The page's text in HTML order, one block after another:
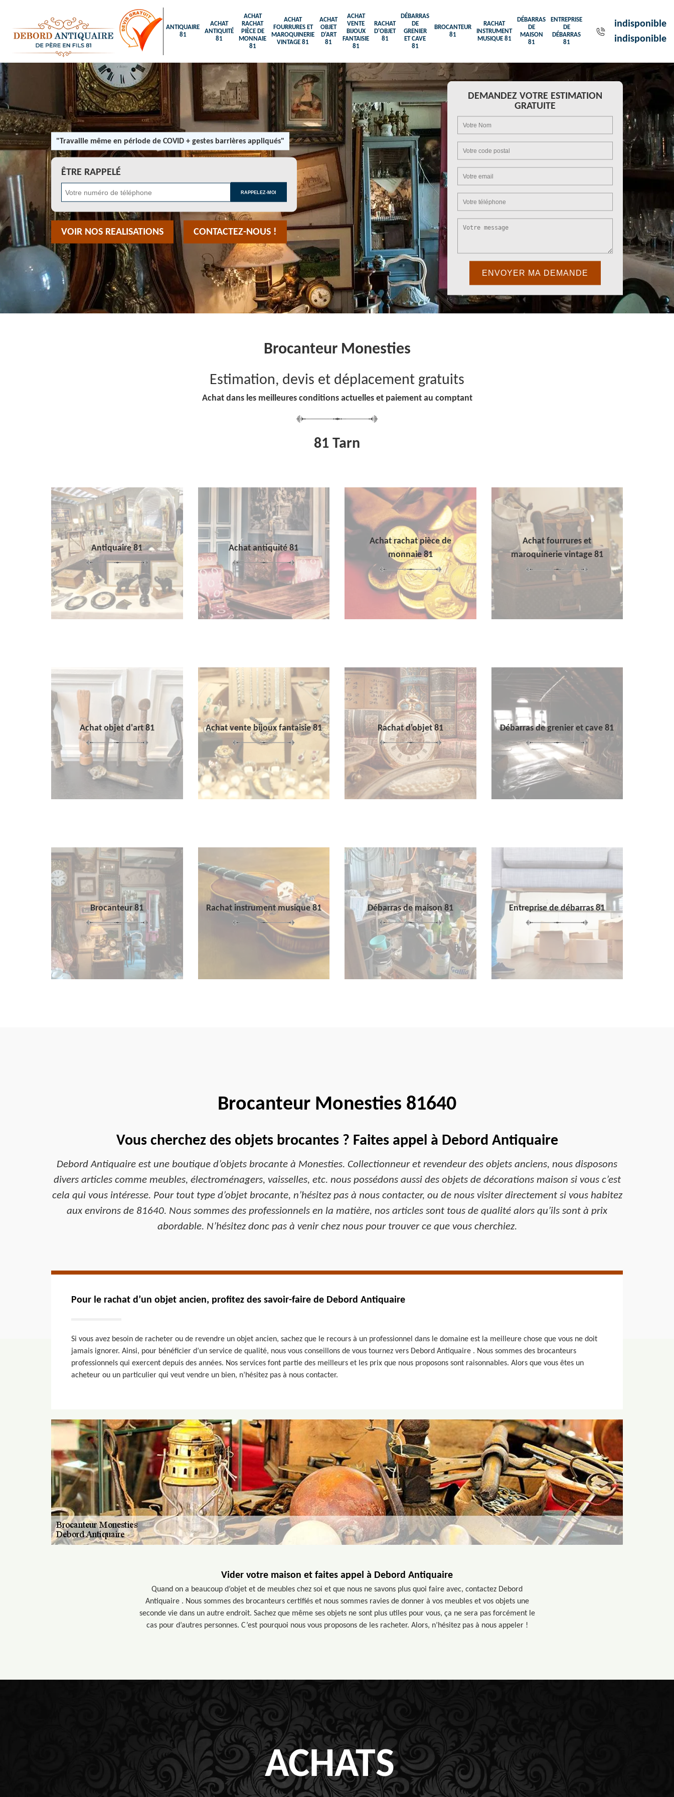
ANTIQUAIRE
81
ACHAT
ANTIQUITÉ
81
ACHAT
RACHAT
PIÈCE DE
MONNAIE
81
ACHAT
FOURRURES ET
MAROQUINERIE
VINTAGE 81
ACHAT
OBJET
D'ART
81
ACHAT
VENTE
BIJOUX
FANTAISIE
81
RACHAT
D'OBJET
81
DÉBARRAS
DE
GRENIER
ET CAVE
81
BROCANTEUR
81
RACHAT
INSTRUMENT
MUSIQUE 81
DÉBARRAS
DE
MAISON
81
ENTREPRISE
DE
DÉBARRAS
81
indisponible
indisponible
"Travaille même en période de COVID + gestes barrières appliqués"
ÊTRE RAPPELÉ
VOIR NOS REALISATIONS CONTACTEZ-NOUS !
DEMANDEZ VOTRE ESTIMATION
GRATUITE
Brocanteur Monesties
Estimation, devis et déplacement gratuits
Achat dans les meilleures conditions actuelles et paiement au comptant
81 Tarn
Antiquaire 81 Achat antiquité 81
Achat rachat pièce de
monnaie 81
Achat fourrures et
maroquinerie vintage 81
Achat objet d'art 81 Achat vente bijoux fantaisie 81 Rachat d'objet 81 Débarras de grenier et cave 81
Brocanteur 81 Rachat instrument musique 81 Débarras de maison 81 Entreprise de débarras 81
Brocanteur Monesties 81640
Vous cherchez des objets brocantes ? Faites appel à Debord Antiquaire
Debord Antiquaire est une boutique d’objets brocante à Monesties. Collectionneur et revendeur des objets anciens, nous disposons
divers articles comme meubles, électroménagers, vaisselles, etc. nous possédons aussi des objets de décorations maison si vous c’est
cela qui vous intéresse. Pour tout type d’objet brocante, n’hésitez pas à nous contacter, ou de nous visiter directement si vous habitez
aux environs de 81640. Nous sommes des professionnels en la matière, nos articles sont tous de qualité alors qu’ils sont à prix
abordable. N’hésitez donc pas à venir chez nous pour trouver ce que vous cherchiez.
Pour le rachat d’un objet ancien, profitez des savoir-faire de Debord Antiquaire
Si vous avez besoin de racheter ou de revendre un objet ancien, sachez que le recours à un professionnel dans le domaine est la meilleure chose que vous ne doit
jamais ignorer. Ainsi, pour bénéficier d’un service de qualité, nous vous conseillons de vous tournez vers Debord Antiquaire . Nous sommes des brocanteurs
professionnels qui exercent depuis des années. Nos services font partie des meilleurs et les prix que nous proposons sont raisonnables. Alors que vous êtes un
acheteur ou un particulier qui veut vendre un bien, n’hésitez pas à nous contacter.
Vider votre maison et faites appel à Debord Antiquaire
Quand on a beaucoup d’objet et de meubles chez soi et que nous ne savons plus quoi faire avec, contactez Debord
Antiquaire . Nous sommes des brocanteurs certifiés et nous sommes ravies de donner à vos meubles et vos objets une
seconde vie dans un autre endroit. Sachez que même ses objets ne sont plus utiles pour vous, ça ne sera pas forcément le
cas pour d’autres personnes. C’est pourquoi nous vous proposons de les racheter. Alors, n’hésitez pas à nous appeler !
ACHATS